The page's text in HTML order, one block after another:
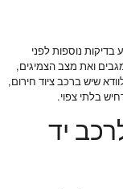
נוספות לפני
ואת מצב הצמיגים,
שיש ברכב ציוד חירום,
בלתי צפוי.
יד